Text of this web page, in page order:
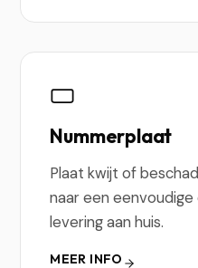
Nummerplaat
Plaat kwijt of
naar een
levering aan huis.
MEER INFO